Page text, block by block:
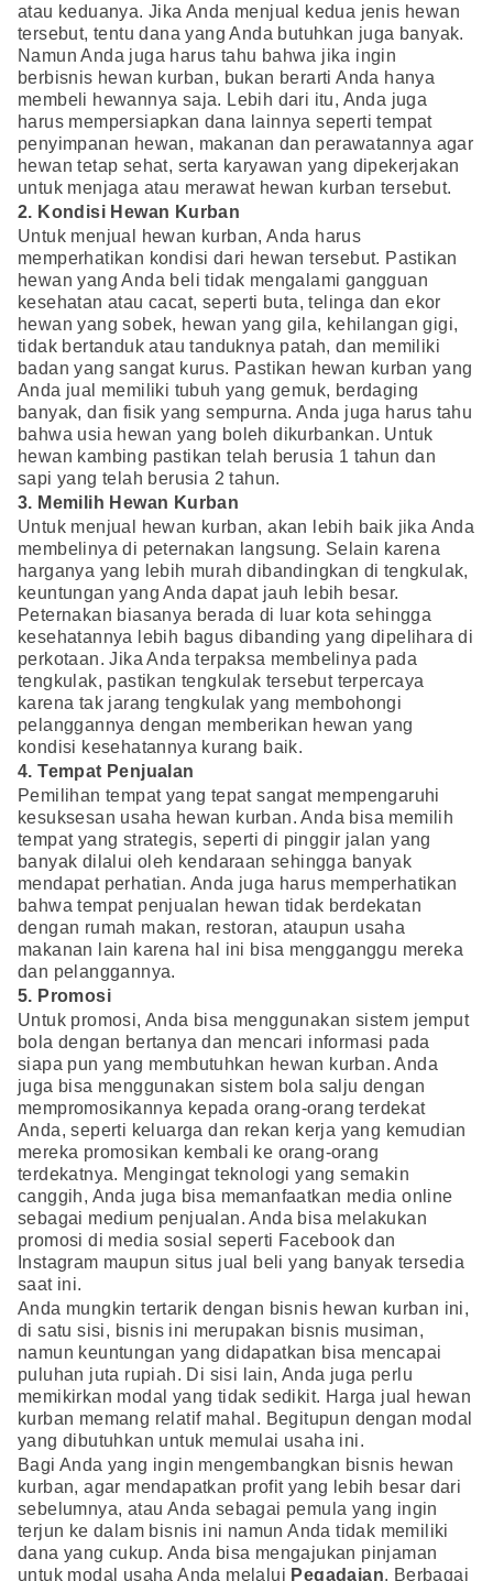
atau keduanya. Jika Anda menjual kedua jenis hewan
tersebut, tentu dana yang Anda butuhkan juga banyak.
Namun Anda juga harus tahu bahwa jika ingin
berbisnis hewan kurban, bukan berarti Anda hanya
membeli hewannya saja. Lebih dari itu, Anda juga
harus mempersiapkan dana lainnya seperti tempat
penyimpanan hewan, makanan dan perawatannya agar
hewan tetap sehat, serta karyawan yang dipekerjakan
untuk menjaga atau merawat hewan kurban tersebut.
2. Kondisi Hewan Kurban
Untuk menjual hewan kurban, Anda harus
memperhatikan kondisi dari hewan tersebut. Pastikan
hewan yang Anda beli tidak mengalami gangguan
kesehatan atau cacat, seperti buta, telinga dan ekor
hewan yang sobek, hewan yang gila, kehilangan gigi,
tidak bertanduk atau tanduknya patah, dan memiliki
badan yang sangat kurus. Pastikan hewan kurban yang
Anda jual memiliki tubuh yang gemuk, berdaging
banyak, dan fisik yang sempurna. Anda juga harus tahu
bahwa usia hewan yang boleh dikurbankan. Untuk
hewan kambing pastikan telah berusia 1 tahun dan
sapi yang telah berusia 2 tahun.
3. Memilih Hewan Kurban
Untuk menjual hewan kurban, akan lebih baik jika Anda
membelinya di peternakan langsung. Selain karena
harganya yang lebih murah dibandingkan di tengkulak,
keuntungan yang Anda dapat jauh lebih besar.
Peternakan biasanya berada di luar kota sehingga
kesehatannya lebih bagus dibanding yang dipelihara di
perkotaan. Jika Anda terpaksa membelinya pada
tengkulak, pastikan tengkulak tersebut terpercaya
karena tak jarang tengkulak yang membohongi
pelanggannya dengan memberikan hewan yang
kondisi kesehatannya kurang baik.
4. Tempat Penjualan
Pemilihan tempat yang tepat sangat mempengaruhi
kesuksesan usaha hewan kurban. Anda bisa memilih
tempat yang strategis, seperti di pinggir jalan yang
banyak dilalui oleh kendaraan sehingga banyak
mendapat perhatian. Anda juga harus memperhatikan
bahwa tempat penjualan hewan tidak berdekatan
dengan rumah makan, restoran, ataupun usaha
makanan lain karena hal ini bisa mengganggu mereka
dan pelanggannya.
5. Promosi
Untuk promosi, Anda bisa menggunakan sistem jemput
bola dengan bertanya dan mencari informasi pada
siapa pun yang membutuhkan hewan kurban. Anda
juga bisa menggunakan sistem bola salju dengan
mempromosikannya kepada orang-orang terdekat
Anda, seperti keluarga dan rekan kerja yang kemudian
mereka promosikan kembali ke orang-orang
terdekatnya. Mengingat teknologi yang semakin
canggih, Anda juga bisa memanfaatkan media online
sebagai medium penjualan. Anda bisa melakukan
promosi di media sosial seperti Facebook dan
Instagram maupun situs jual beli yang banyak tersedia
saat ini.
Anda mungkin tertarik dengan bisnis hewan kurban ini,
di satu sisi, bisnis ini merupakan bisnis musiman,
namun keuntungan yang didapatkan bisa mencapai
puluhan juta rupiah. Di sisi lain, Anda juga perlu
memikirkan modal yang tidak sedikit. Harga jual hewan
kurban memang relatif mahal. Begitupun dengan modal
yang dibutuhkan untuk memulai usaha ini.
Bagi Anda yang ingin mengembangkan bisnis hewan
kurban, agar mendapatkan profit yang lebih besar dari
sebelumnya, atau Anda sebagai pemula yang ingin
terjun ke dalam bisnis ini namun Anda tidak memiliki
dana yang cukup. Anda bisa mengajukan pinjaman
untuk modal usaha Anda melalui Pegadaian. Berbagai